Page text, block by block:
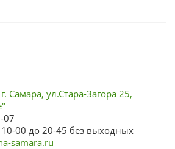
Самара, ул.Стара-Загора 25,
07
00 до 20-45 без выходных
samara.ru